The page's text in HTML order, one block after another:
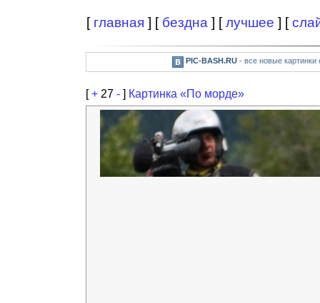
[ главная ] [ бездна ] [лучшее ] [
PIC-BASH.RU- все новые картинки
[+ 27 - ] Картинка «По морде»